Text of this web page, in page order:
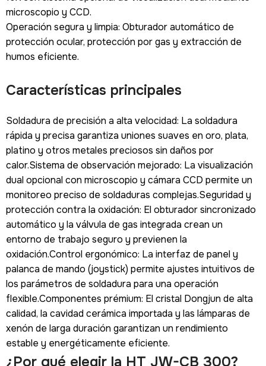
microscopio y CCD.
Operación segura y limpia: Obturador automático de
protección ocular, protección por gas y extracción de
humos eficiente.
Características principales
Soldadura de precisión a alta velocidad: La soldadura
rápida y precisa garantiza uniones suaves en oro, plata,
platino y otros metales preciosos sin daños por
calor.Sistema de observación mejorado: La visualización
dual opcional con microscopio y cámara CCD permite un
monitoreo preciso de soldaduras complejas.Seguridad y
protección contra la oxidación: El obturador sincronizado
automático y la válvula de gas integrada crean un
entorno de trabajo seguro y previenen la
oxidación.Control ergonómico: La interfaz de panel y
palanca de mando (joystick) permite ajustes intuitivos de
los parámetros de soldadura para una operación
flexible.Componentes prémium: El cristal Dongjun de alta
calidad, la cavidad cerámica importada y las lámparas de
xenón de larga duración garantizan un rendimiento
estable y energéticamente eficiente.
¿Por qué elegir la HT JW-CB 300?